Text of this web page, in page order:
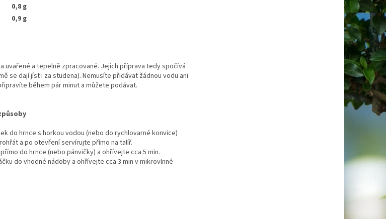
0,8 g
0,9 g
uvařené a tepelně zpracované. Jejich příprava tedy spočívá
se dají jíst i za studena). Nemusíte přidávat žádnou vodu ani
během pár minut a můžete podávat.
do hrnce s horkou vodou (nebo do rychlovarné konvice)
a po otevření servírujte přímo na talíř.
do hrnce (nebo pánvičky) a ohřívejte cca 5 min.
do vhodné nádoby a ohřívejte cca 3 min v mikrovlnné